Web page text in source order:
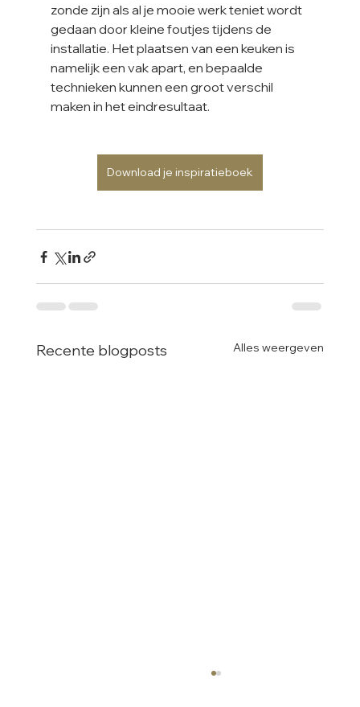
zonde zijn als al je mooie werk teniet wordt
gedaan door kleine foutjes tijdens de
installatie. Het plaatsen van een keuken is
namelijk een vak apart, en bepaalde
technieken kunnen een groot verschil
maken in het eindresultaat.
Download je inspiratieboek
Recente blogposts Alles weergeven